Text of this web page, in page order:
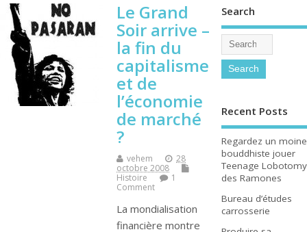
Le Grand
Soir arrive –
la fin du
capitalisme
et de
l’économie
de marché
?
vehem
28
octobre 2008
Histoire
1
Comment
La mondialisation
financière montre
Search
Recent Posts
Regardez un moine
bouddhiste jouer
Teenage Lobotomy
des Ramones
Bureau d’études
carrosserie